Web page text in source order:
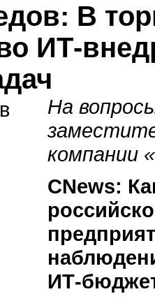
В
ИТ-
На
компании
CNews:
ИТ-